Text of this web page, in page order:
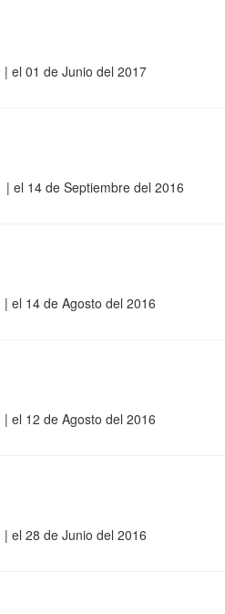
| el 01 de Junio del 2017
| el 14 de Septiembre del 2016
| el 14 de Agosto del 2016
| el 12 de Agosto del 2016
| el 28 de Junio del 2016